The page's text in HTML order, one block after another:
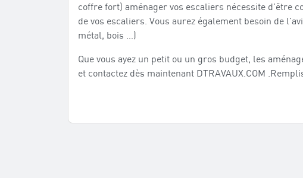
coffre fort) aménager vos escaliers nécessite d’être
de vos escaliers. Vous aurez également besoin de
métal, bois …)
Que vous ayez un petit ou un gros budget, les
et contactez dès maintenant DTRAVAUX.COM